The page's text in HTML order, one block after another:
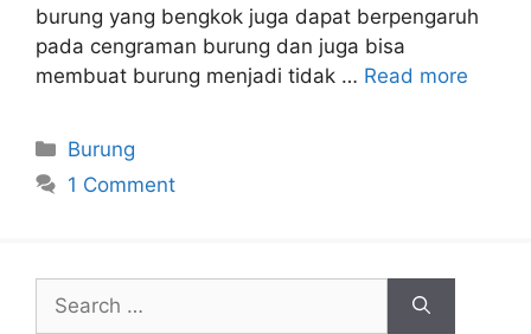
burung yang bengkok juga dapat berpengaruh
pada cengraman burung dan juga bisa
membuat burung menjadi tidak … Read more
Categories
Burung
1 Comment
for: